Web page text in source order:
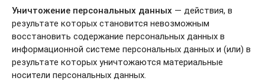
Уничтожение персональных данных — действия, в
результате которых становится невозможным
восстановить содержание персональных данных в
информационной системе персональных данных и (или) в
результате которых уничтожаются материальные
носители персональных данных.